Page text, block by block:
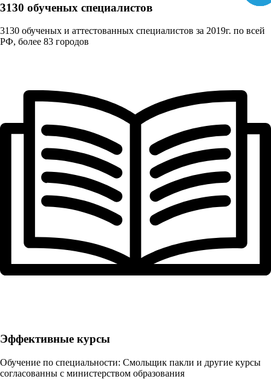
3130 обученых cпециалистов
3130 обученых и аттестованных специалистов за 2019г. по всей
РФ, более 83 городов
Эффективные курсы
Обучение по специальности: Смольщик пакли и другие курсы
согласованны с министерством образования